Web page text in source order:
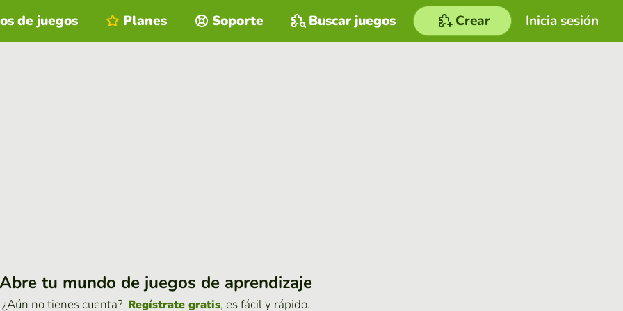
Inicia sesión
de juegos Planes Soporte Buscar juegos Crear
Abre tu mundo de juegos de aprendizaje
¿Aún no tienes cuenta? Regístrate gratis, es fácil y rápido.